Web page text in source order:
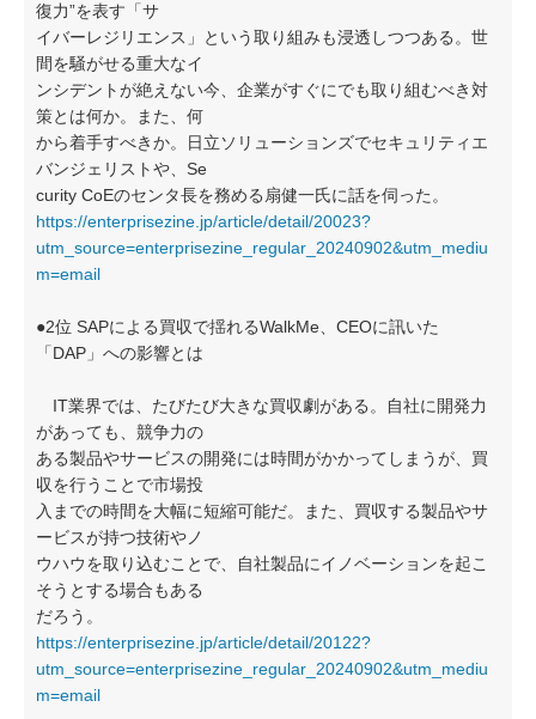
復力”を表す「サ
イバーレジリエンス」という取り組みも浸透しつつある。世
間を騒がせる重大なイ
ンシデントが絶えない今、企業がすぐにでも取り組むべき対
策とは何か。また、何
から着手すべきか。日立ソリューションズでセキュリティエ
バンジェリストや、Se
curity CoEのセンタ長を務める扇健一氏に話を伺った。
https://enterprisezine.jp/article/detail/20023?
utm_source=enterprisezine_regular_20240902&utm_mediu
m=email
●2位 SAPによる買収で揺れるWalkMe、CEOに訊いた
「DAP」への影響とは
IT業界では、たびたび大きな買収劇がある。自社に開発力
があっても、競争力の
ある製品やサービスの開発には時間がかかってしまうが、買
収を行うことで市場投
入までの時間を大幅に短縮可能だ。また、買収する製品やサ
ービスが持つ技術やノ
ウハウを取り込むことで、自社製品にイノベーションを起こ
そうとする場合もある
だろう。
https://enterprisezine.jp/article/detail/20122?
utm_source=enterprisezine_regular_20240902&utm_mediu
m=email